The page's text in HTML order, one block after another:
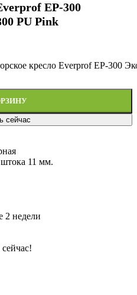
EP-300
PU Pink
кресло Everprof EP-300
сейчас
11 мм.
2 недели